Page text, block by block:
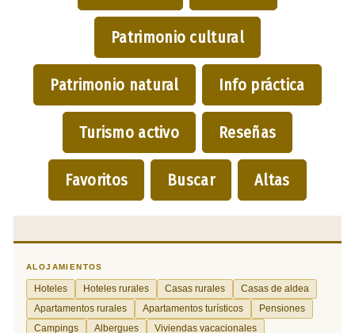
Patrimonio cultural
Patrimonio natural Info práctica
Turismo activo Reseñas
Favoritos Buscar Altas